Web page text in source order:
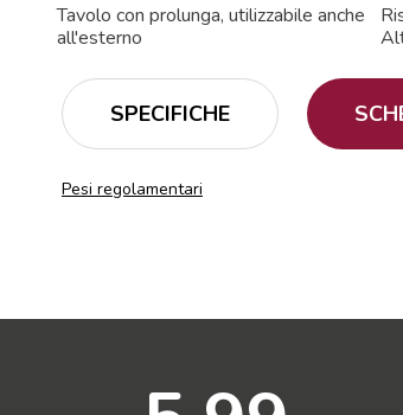
Tavolo con prolunga, utilizzabile anche
all'esterno
SPECIFICHE
Pesi regolamentari